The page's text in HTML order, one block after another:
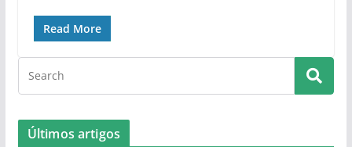
Read More
Últimos artigos